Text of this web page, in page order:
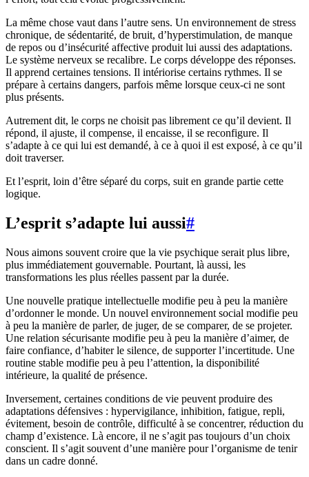
La même chose vaut dans l’autre sens. Un environnement de stress
chronique, de sédentarité, de bruit, d’hyperstimulation, de manque
de repos ou d’insécurité affective produit lui aussi des adaptations.
Le système nerveux se recalibre. Le corps développe des réponses.
Il apprend certaines tensions. Il intériorise certains rythmes. Il se
prépare à certains dangers, parfois même lorsque ceux-ci ne sont
plus présents.
Autrement dit, le corps ne choisit pas librement ce qu’il devient. Il
répond, il ajuste, il compense, il encaisse, il se reconfigure. Il
s’adapte à ce qui lui est demandé, à ce à quoi il est exposé, à ce qu’il
doit traverser.
Et l’esprit, loin d’être séparé du corps, suit en grande partie cette
logique.
L’esprit s’adapte lui aussi#
Nous aimons souvent croire que la vie psychique serait plus libre,
plus immédiatement gouvernable. Pourtant, là aussi, les
transformations les plus réelles passent par la durée.
Une nouvelle pratique intellectuelle modifie peu à peu la manière
d’ordonner le monde. Un nouvel environnement social modifie peu
à peu la manière de parler, de juger, de se comparer, de se projeter.
Une relation sécurisante modifie peu à peu la manière d’aimer, de
faire confiance, d’habiter le silence, de supporter l’incertitude. Une
routine stable modifie peu à peu l’attention, la disponibilité
intérieure, la qualité de présence.
Inversement, certaines conditions de vie peuvent produire des
adaptations défensives : hypervigilance, inhibition, fatigue, repli,
évitement, besoin de contrôle, difficulté à se concentrer, réduction du
champ d’existence. Là encore, il ne s’agit pas toujours d’un choix
conscient. Il s’agit souvent d’une manière pour l’organisme de tenir
dans un cadre donné.